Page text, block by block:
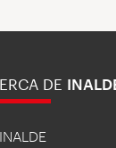
DE
INALDE